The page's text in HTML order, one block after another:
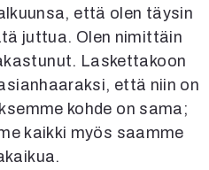
että olen täysin
juttua. Olen nimittäin
Laskettakoon
että niin on
kohde on sama;
kaikki myös saamme